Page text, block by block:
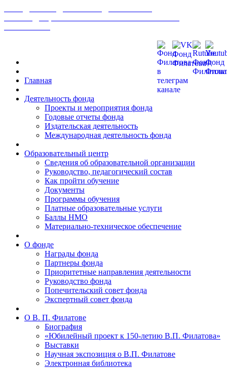
Главная
Деятельность фонда
Проекты и мероприятия фонда
Годовые отчеты фонда
Издательская деятельность
Международная деятельность фонда
Образовательный центр
Сведения об образовательной организации
Руководство, педагогический состав
Как пройти обучение
Документы
Программы обучения
Платные образовательные услуги
Баллы НМО
Материально-техническое обеспечение
О фонде
Награды фонда
Партнеры фонда
Приоритетные направления деятельности
Руководство фонда
Попечительский совет фонда
Экспертный совет фонда
О В. П. Филатове
Биография
«Юбилейный проект к 150-летию В.П. Филатова»
Выставки
Научная экспозиция о В.П. Филатове
Электронная библиотека